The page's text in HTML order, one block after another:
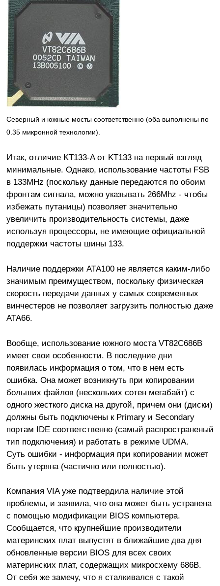
Северный и южные мосты соответственно (оба выполнены по
0.35 микронной технологии).
Итак, отличие KT133-A от KT133 на первый взгляд
минимальные. Однако, использование частоты FSB
в 133MHz (поскольку данные передаются по обоим
фронтам сигнала, можно указывать 266Mhz - чтобы
избежать путаницы) позволяет значительно
увеличить производительность системы, даже
используя процессоры, не имеющие официальной
поддержки частоты шины 133.
Наличие поддержки ATA100 не является каким-либо
значимым преимуществом, поскольку физическая
скорость передачи данных у самых современных
винчестеров не позволяет загрузить полностью даже
ATA66.
Вообще, использование южного моста VT82C686B
имеет свои особенности. В последние дни
появилась информация о том, что в нем есть
ошибка. Она может возникнуть при копировании
больших файлов (нескольких сотен мегабайт) с
одного жесткого диска на другой, причем они (диски)
должны быть подключены к Primary и Secondary
портам IDE соответственно (самый распространеный
тип подключения) и работать в режиме UDMA.
Суть ошибки - информация при копировании может
быть утеряна (частично или полностью).
Компания VIA уже подтвердила наличие этой
проблемы, и заявила, что она может быть устранена
с помощью модификации BIOS компьютера.
Сообщается, что крупнейшие производители
материнских плат выпустят в ближайшие два дня
обновленные версии BIOS для всех своих
материнских плат, содержащих микросхему 686B.
От себя же замечу, что я сталкивался с такой